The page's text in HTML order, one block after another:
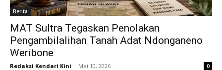
Berita
MAT Sultra Tegaskan Penolakan
Pengambilalihan Tanah Adat Ndonganeno
Weribone
Redaksi Kendari Kini - Mei 10, 2026 0